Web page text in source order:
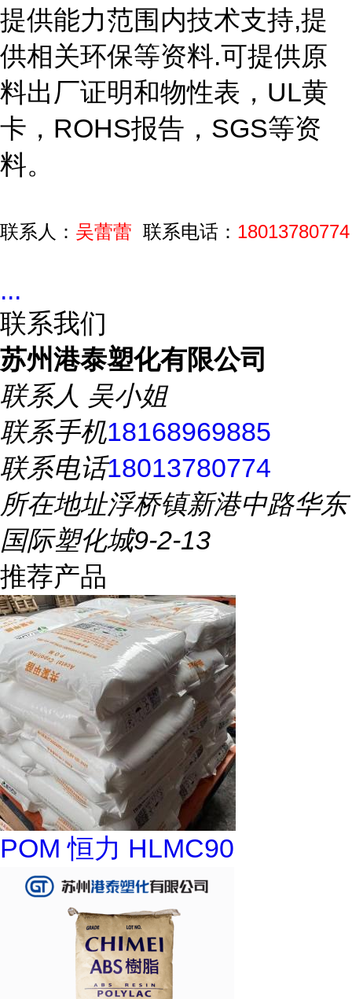
提供能力范围内技术支持,提
供相关环保等资料.可提供原
料出厂证明和物性表，UL黄
卡，ROHS报告，SGS等资
料。
联系人： 吴蕾蕾 联系电话： 18013780774
...
联系我们
苏州港泰塑化有限公司
联系人 吴小姐
联系手机18168969885
联系电话18013780774
所在地址浮桥镇新港中路华东
国际塑化城9-2-13
推荐产品
POM 恒力 HLMC90